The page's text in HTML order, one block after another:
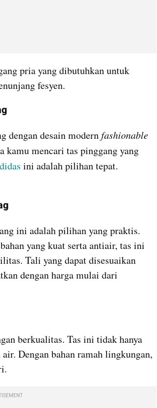
pria yang dibutuhkan untuk
fesyen.
dengan desain modern fashionable
ini adalah pilihan tepat.
ini adalah pilihan yang praktis.
yang kuat serta antiair, tas ini
Tali yang dapat disesuaikan
dengan harga mulai dari
berkualitas. Tas ini tidak hanya
Dengan bahan ramah lingkungan,